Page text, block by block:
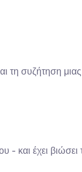
τη συζήτηση
και έχει βιώσει